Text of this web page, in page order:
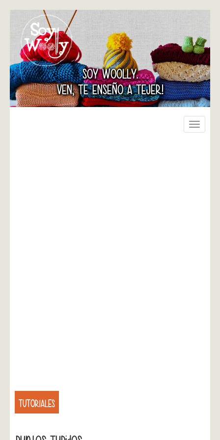
SOY WOOLLY.
VEN, TE ENSEÑO A TEJER!
Toggle
TUTORIALES